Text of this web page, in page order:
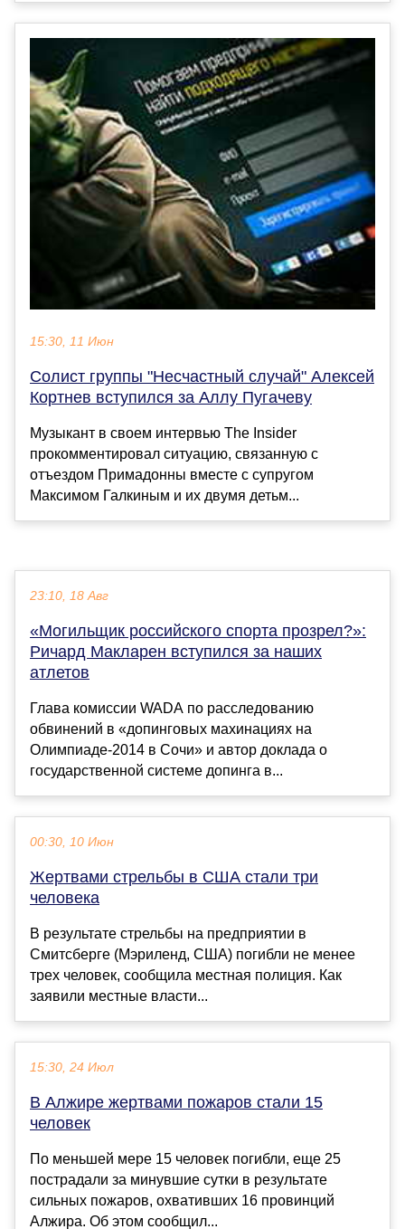
15:30, 11 Июн
Солист группы "Несчастный случай" Алексей
Кортнев вступился за Аллу Пугачеву
Музыкант в своем интервью The Insider
прокомментировал ситуацию, связанную с
отъездом Примадонны вместе с супругом
Максимом Галкиным и их двумя детьм...
23:10, 18 Авг
«Могильщик российского спорта прозрел?»:
Ричард Макларен вступился за наших
атлетов
Глава комиссии WADA по расследованию
обвинений в «допинговых махинациях на
Олимпиаде-2014 в Сочи» и автор доклада о
государственной системе допинга в...
00:30, 10 Июн
Жертвами стрельбы в США стали три
человека
В результате стрельбы на предприятии в
Смитсберге (Мэриленд, США) погибли не менее
трех человек, сообщила местная полиция. Как
заявили местные власти...
15:30, 24 Июл
В Алжире жертвами пожаров стали 15
человек
По меньшей мере 15 человек погибли, еще 25
пострадали за минувшие сутки в результате
сильных пожаров, охвативших 16 провинций
Алжира. Об этом сообщил...